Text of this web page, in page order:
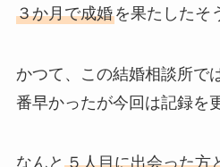
３か月で成婚を果たしたそ
かつて、この結婚相談所で
番早かったが今回は記録を
なんと ５人目に出会った方